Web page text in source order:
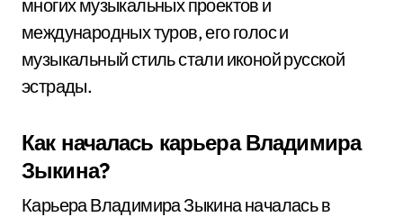
многих музыкальных проектов и
международных туров, его голос и
музыкальный стиль стали иконой русской
эстрады.
Как началась карьера Владимира
Зыкина?
Карьера Владимира Зыкина началась в